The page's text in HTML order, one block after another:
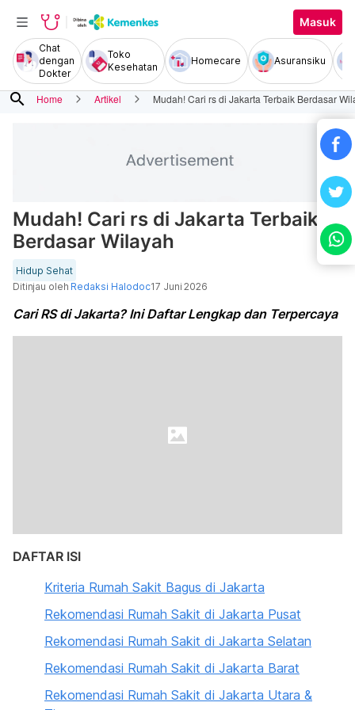
Masuk
Chat
dengan
Dokter
Toko
Kesehatan
Homecare Asuransiku
search Home Artikel Mudah! Cari rs di Jakarta Terbaik Berdasar
Mudah! Cari rs di Jakarta Terbaik
Berdasar Wilayah
Hidup Sehat
Ditinjau oleh Redaksi Halodoc17 Juni 2026
Cari RS di Jakarta? Ini Daftar Lengkap dan Terpercaya
DAFTAR ISI
Kriteria Rumah Sakit Bagus di Jakarta
Rekomendasi Rumah Sakit di Jakarta Pusat
Rekomendasi Rumah Sakit di Jakarta Selatan
Rekomendasi Rumah Sakit di Jakarta Barat
Rekomendasi Rumah Sakit di Jakarta Utara &